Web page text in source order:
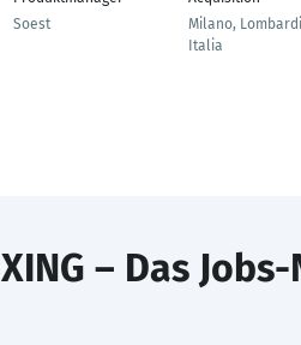
Soest
Milano,
Italia
XING – Das